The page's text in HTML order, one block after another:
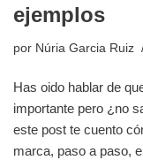
ejemplos
por Núria Garcia Ruiz
Has oido hablar de
importante pero ¿no
este post te cuento
marca, paso a paso,